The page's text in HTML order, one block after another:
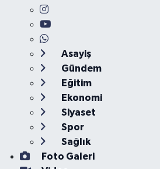
Asayiş
Gündem
Eğitim
Ekonomi
Siyaset
Spor
Sağlık
Foto Galeri